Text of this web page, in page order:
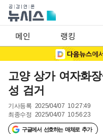
메인 랭킹
고양 상가 여자화
성 검거
기사등록 2025/04/07 10:27:49
최종수정 2025/04/07 10:56:23
구글에서 선호하는 매체로 추가